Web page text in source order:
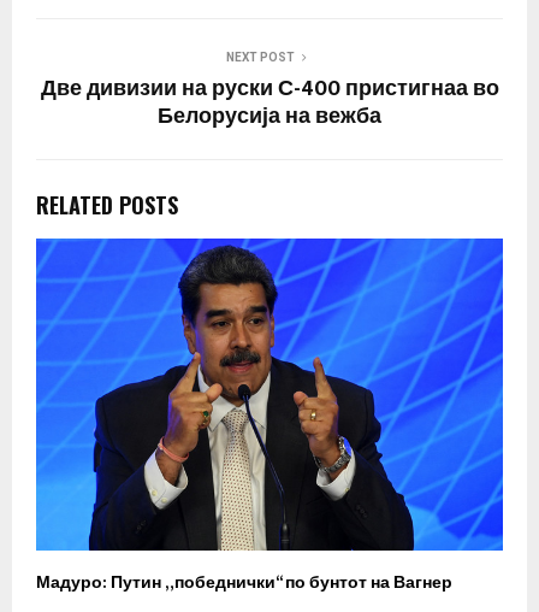
NEXT POST
Две дивизии на руски С-400 пристигнаа во
Белорусија на вежба
RELATED POSTS
Мадуро: Путин „победнички“ по бунтот на Вагнер